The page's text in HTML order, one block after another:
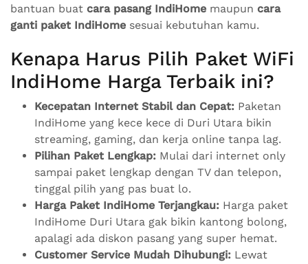
bantuan buat cara pasang IndiHome maupun cara
ganti paket IndiHome sesuai kebutuhan kamu.
Kenapa Harus Pilih Paket WiFi
IndiHome Harga Terbaik ini?
Kecepatan Internet Stabil dan Cepat: Paketan
IndiHome yang kece kece di Duri Utara bikin
streaming, gaming, dan kerja online tanpa lag.
Pilihan Paket Lengkap: Mulai dari internet only
sampai paket lengkap dengan TV dan telepon,
tinggal pilih yang pas buat lo.
Harga Paket IndiHome Terjangkau: Harga paket
IndiHome Duri Utara gak bikin kantong bolong,
apalagi ada diskon pasang yang super hemat.
Customer Service Mudah Dihubungi: Lewat